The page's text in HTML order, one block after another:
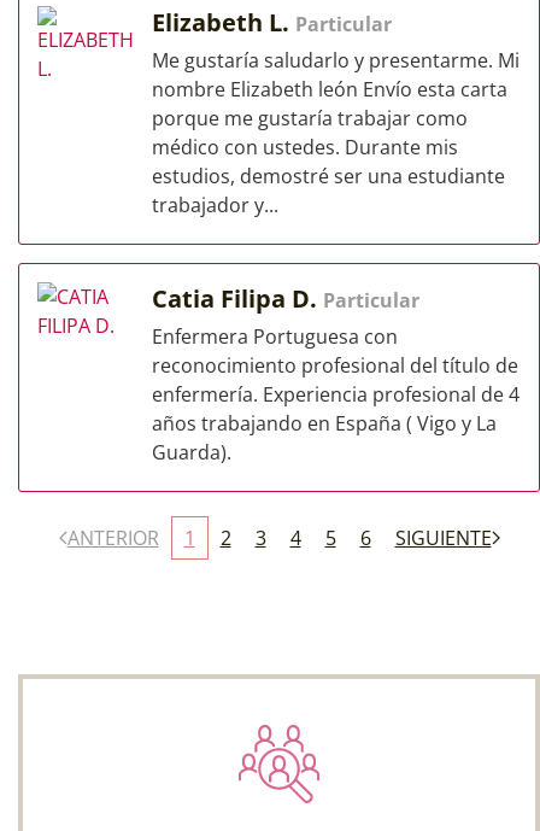
Elizabeth L. Particular
Me gustaría saludarlo y presentarme. Mi
nombre Elizabeth león Envío esta carta
porque me gustaría trabajar como
médico con ustedes. Durante mis
estudios, demostré ser una estudiante
trabajador y...
Catia Filipa D. Particular
Enfermera Portuguesa con
reconocimiento profesional del título de
enfermería. Experiencia profesional de 4
años trabajando en España ( Vigo y La
Guarda).
ANTERIOR 1 2 3 4 5 6 SIGUIENTE